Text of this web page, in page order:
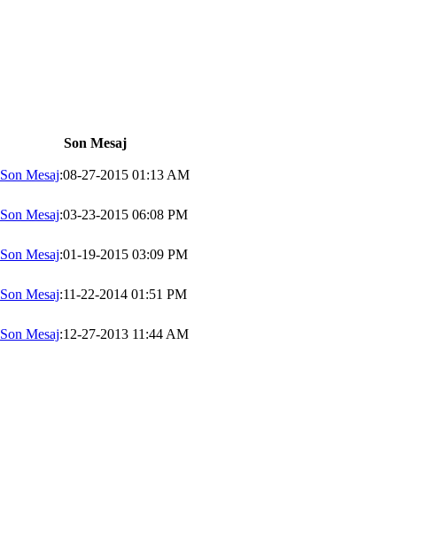
Son Mesaj
Son Mesaj:08-27-2015 01:13 AM
Son Mesaj:03-23-2015 06:08 PM
Son Mesaj:01-19-2015 03:09 PM
Son Mesaj:11-22-2014 01:51 PM
Son Mesaj:12-27-2013 11:44 AM